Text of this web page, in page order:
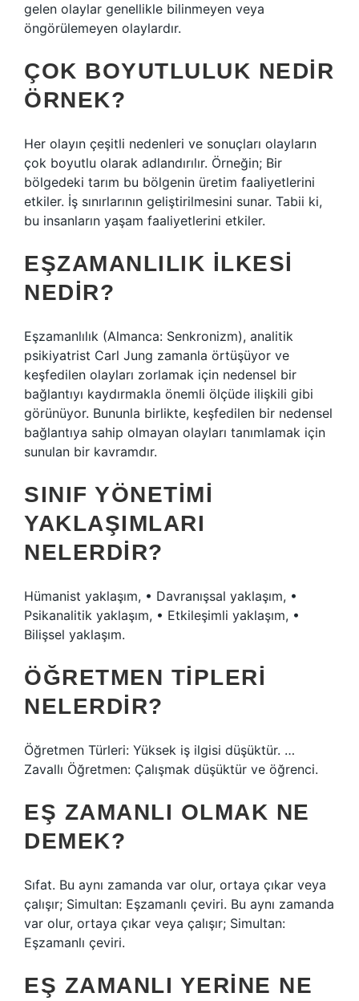
gelen olaylar genellikle bilinmeyen veya
öngörülemeyen olaylardır.
ÇOK BOYUTLULUK NEDIR
ÖRNEK?
Her olayın çeşitli nedenleri ve sonuçları olayların
çok boyutlu olarak adlandırılır. Örneğin; Bir
bölgedeki tarım bu bölgenin üretim faaliyetlerini
etkiler. İş sınırlarının geliştirilmesini sunar. Tabii ki,
bu insanların yaşam faaliyetlerini etkiler.
EŞZAMANLILIK ILKESI
NEDIR?
Eşzamanlılık (Almanca: Senkronizm), analitik
psikiyatrist Carl Jung zamanla örtüşüyor ve
keşfedilen olayları zorlamak için nedensel bir
bağlantıyı kaydırmakla önemli ölçüde ilişkili gibi
görünüyor. Bununla birlikte, keşfedilen bir nedensel
bağlantıya sahip olmayan olayları tanımlamak için
sunulan bir kavramdır.
SINIF YÖNETIMI
YAKLAŞIMLARI
NELERDIR?
Hümanist yaklaşım, • Davranışsal yaklaşım, •
Psikanalitik yaklaşım, • Etkileşimli yaklaşım, •
Bilişsel yaklaşım.
ÖĞRETMEN TIPLERI
NELERDIR?
Öğretmen Türleri: Yüksek iş ilgisi düşüktür. …
Zavallı Öğretmen: Çalışmak düşüktür ve öğrenci.
EŞ ZAMANLI OLMAK NE
DEMEK?
Sıfat. Bu aynı zamanda var olur, ortaya çıkar veya
çalışır; Simultan: Eşzamanlı çeviri. Bu aynı zamanda
var olur, ortaya çıkar veya çalışır; Simultan:
Eşzamanlı çeviri.
EŞ ZAMANLI YERINE NE